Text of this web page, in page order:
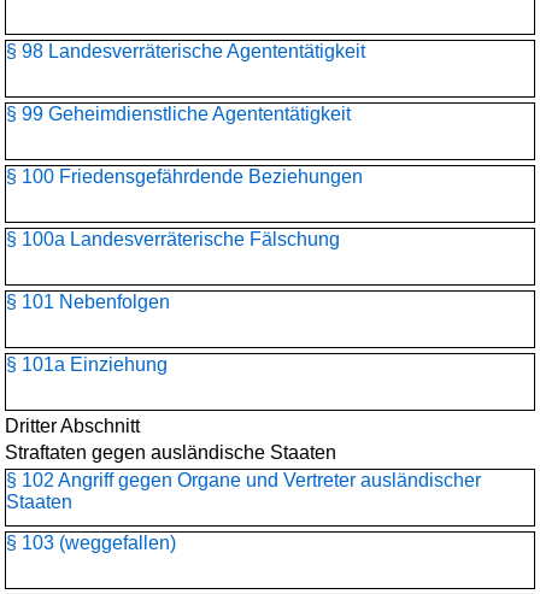
§ 98 Landesverräterische Agententätigkeit
§ 99 Geheimdienstliche Agententätigkeit
§ 100 Friedensgefährdende Beziehungen
§ 100a Landesverräterische Fälschung
§ 101 Nebenfolgen
§ 101a Einziehung
Dritter Abschnitt
Straftaten gegen ausländische Staaten
§ 102 Angriff gegen Organe und Vertreter ausländischer
Staaten
§ 103 (weggefallen)